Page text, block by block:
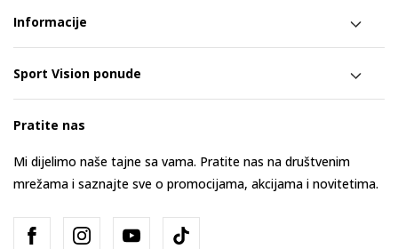
Informacije
Sport Vision ponude
Pratite nas
Mi dijelimo naše tajne sa vama. Pratite nas na društvenim
mrežama i saznajte sve o promocijama, akcijama i novitetima.